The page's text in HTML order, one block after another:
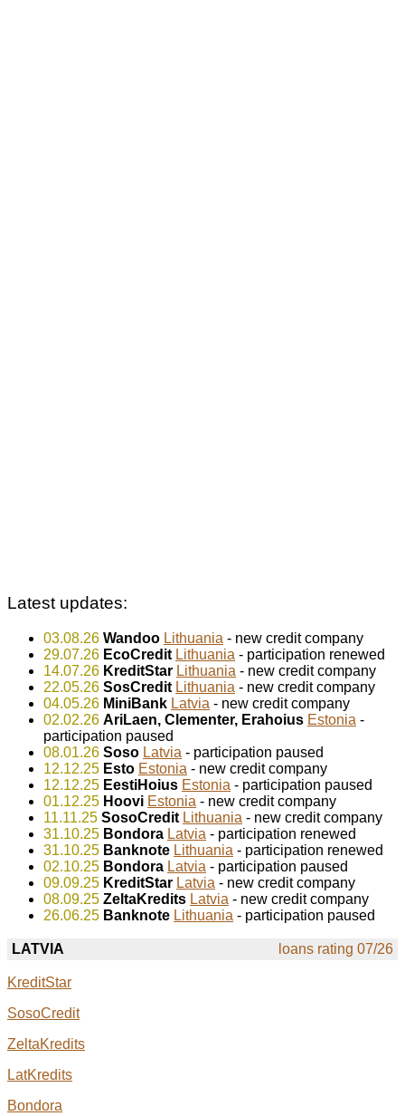
Latest updates:
03.08.26 Wandoo Lithuania - new credit company
29.07.26 EcoCredit Lithuania - participation renewed
14.07.26 KreditStar Lithuania - new credit company
22.05.26 SosCredit Lithuania - new credit company
04.05.26 MiniBank Latvia - new credit company
02.02.26 AriLaen, Clementer, Erahoius Estonia -
participation paused
08.01.26 Soso Latvia - participation paused
12.12.25 Esto Estonia - new credit company
12.12.25 EestiHoius Estonia - participation paused
01.12.25 Hoovi Estonia - new credit company
11.11.25 SosoCredit Lithuania - new credit company
31.10.25 Bondora Latvia - participation renewed
31.10.25 Banknote Lithuania - participation renewed
02.10.25 Bondora Latvia - participation paused
09.09.25 KreditStar Latvia - new credit company
08.09.25 ZeltaKredits Latvia - new credit company
26.06.25 Banknote Lithuania - participation paused
LATVIA loans rating 07/26
KreditStar
SosoCredit
ZeltaKredits
LatKredits
Bondora